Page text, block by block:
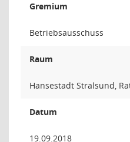
Gremium
Betriebsausschuss
Raum
Hansestadt Stralsund,
Datum
19.09.2018